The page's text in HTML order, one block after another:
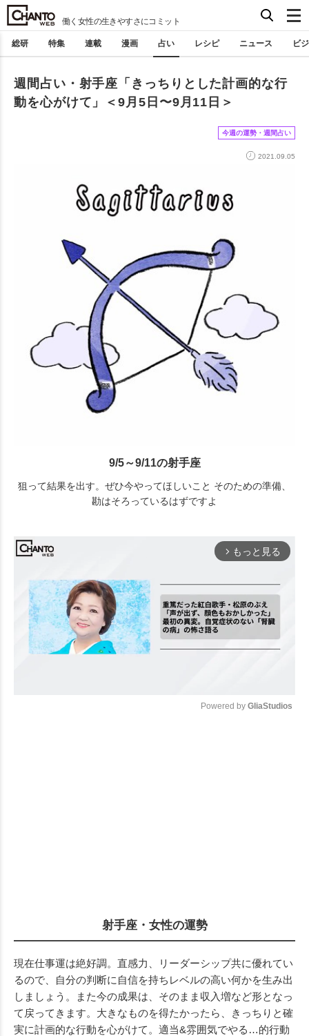
働く女性の生きやすさにコミット
総研 特集 連載 漫画 占い レシピ ニュース ビ
週間占い・射手座「きっちりとした計画的な行
動を心がけて」＜9月5日〜9月11日＞
今週の運勢・週間占い
2021.09.05
9/5～9/11の射手座
狙って結果を出す。ぜひ今やってほしいこと そのための準備、
勘はそろっているはずですよ
arrow_forward_ios もっと見る
Powered by GliaStudios
射手座・女性の運勢
現在仕事運は絶好調。直感力、リーダーシップ共に優れてい
るので、自分の判断に自信を持ちレベルの高い何かを生み出
しましょう。また今の成果は、そのまま収入増など形となっ
て戻ってきます。大きなものを得たかったら、きっちりと確
実に計画的な行動を心がけて。適当&雰囲気でやる…的行動